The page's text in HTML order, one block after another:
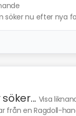
nu efter nya
Visa
från en Ragdoll-